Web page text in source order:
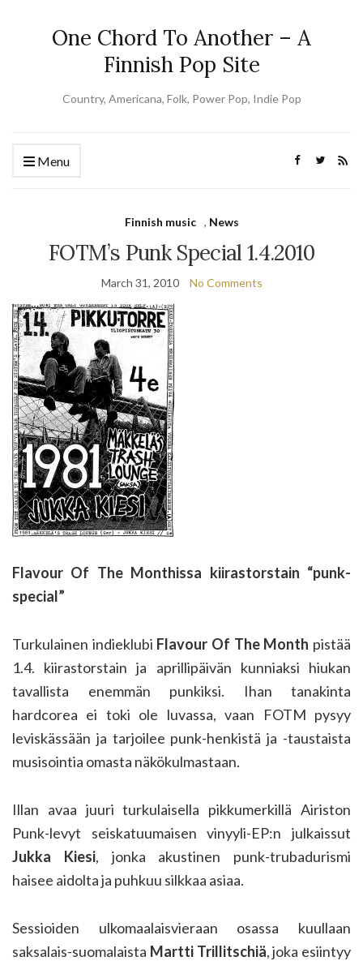
One Chord To Another – A
Finnish Pop Site
Country, Americana, Folk, Power Pop, Indie Pop
Menu
Finnish music , News
FOTM’s Punk Special 1.4.2010
March 31, 2010 No Comments
Flavour Of The Monthissa kiirastorstain “punk-
special”
Turkulainen indieklubi Flavour Of The Month pistää
1.4. kiirastorstain ja aprillipäivän kunniaksi hiukan
tavallista enemmän punkiksi. Ihan tanakinta
hardcorea ei toki ole luvassa, vaan FOTM pysyy
leviskässään ja tarjoilee punk-henkistä ja -taustaista
musisointia omasta näkökulmastaan.
Illan avaa juuri turkulaisella pikkumerkillä Airiston
Punk-levyt seiskatuumaisen vinyyli-EP:n julkaissut
Jukka Kiesi, jonka akustinen punk-trubadurismi
haisee aidolta ja puhkuu silkkaa asiaa.
Sessioiden ulkomaalaisvieraan osassa kuullaan
saksalais-suomalaista Martti Trillitschiä, joka esiintyy